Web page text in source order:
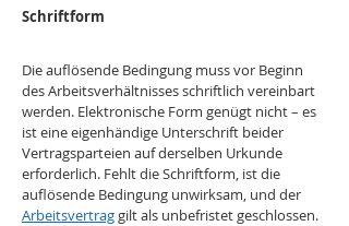
Schriftform
Die auflösende Bedingung muss vor Beginn
des Arbeitsverhältnisses schriftlich vereinbart
werden. Elektronische Form genügt nicht – es
ist eine eigenhändige Unterschrift beider
Vertragsparteien auf derselben Urkunde
erforderlich. Fehlt die Schriftform, ist die
auflösende Bedingung unwirksam, und der
Arbeitsvertrag gilt als unbefristet geschlossen.